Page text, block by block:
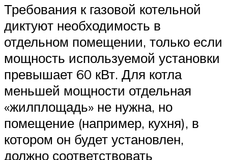
Требования к газовой котельной
диктуют необходимость в
отдельном помещении, только если
мощность используемой установки
превышает 60 кВт. Для котла
меньшей мощности отдельная
«жилплощадь» не нужна, но
помещение (например, кухня), в
котором он будет установлен,
должно соответствовать